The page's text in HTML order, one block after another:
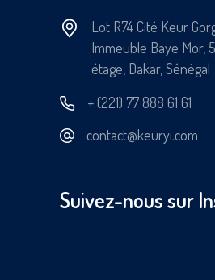
Lot R74 Cité Keur
Immeuble Baye Mor,
étage, Dakar, Sénégal
+ (221) 77 888 61 61
contact@keuryi.com
Suivez-nous sur